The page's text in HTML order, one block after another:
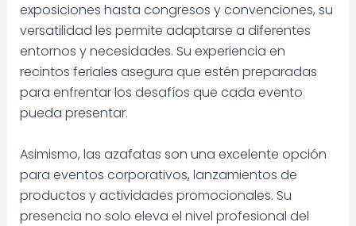
exposiciones hasta congresos y convenciones, su
versatilidad les permite adaptarse a diferentes
entornos y necesidades. Su experiencia en
recintos feriales asegura que estén preparadas
para enfrentar los desafíos que cada evento
pueda presentar.
Asimismo, las azafatas son una excelente opción
para eventos corporativos, lanzamientos de
productos y actividades promocionales. Su
presencia no solo eleva el nivel profesional del